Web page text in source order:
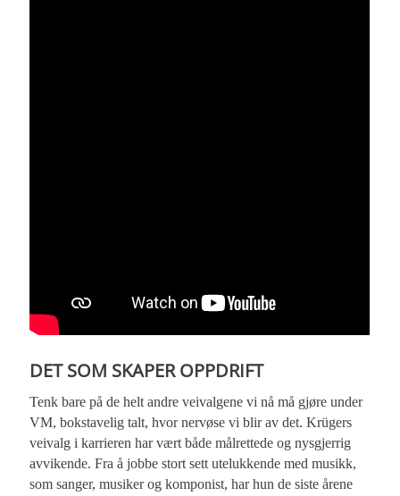
DET SOM SKAPER OPPDRIFT
Tenk bare på de helt andre veivalgene vi nå må gjøre under
VM, bokstavelig talt, hvor nervøse vi blir av det. Krügers
veivalg i karrieren har vært både målrettede og nysgjerrig
avvikende. Fra å jobbe stort sett utelukkende med musikk,
som sanger, musiker og komponist, har hun de siste årene